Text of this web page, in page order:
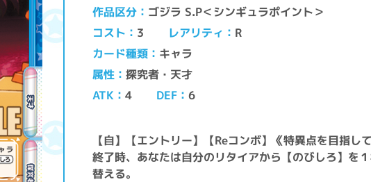
作品区分 ゴジラ S.P＜シンギュラポイント＞
コスト 3 レアリティ R
カード種類 キャラ
属性 探究者・天才
ATK 4 DEF 6
【自】【エントリー】【Reコンボ】《特異点を目指し
終了時、あなたは自分のリタイアから【のびしろ】を
替える。